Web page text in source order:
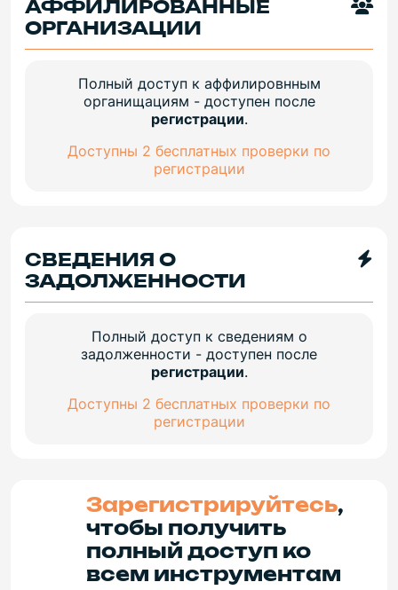
АФФИЛИРОВАННЫЕ
ОРГАНИЗАЦИИ
Полный доступ к аффилировнным
органищациям - доступен после
регистрации.
Доступны 2 бесплатных проверки по
регистрации
СВЕДЕНИЯ О
ЗАДОЛЖЕННОСТИ
Полный доступ к сведениям о
задолженности - доступен после
регистрации.
Доступны 2 бесплатных проверки по
регистрации
Зарегистрируйтесь,
чтобы получить
полный доступ ко
всем инструментам